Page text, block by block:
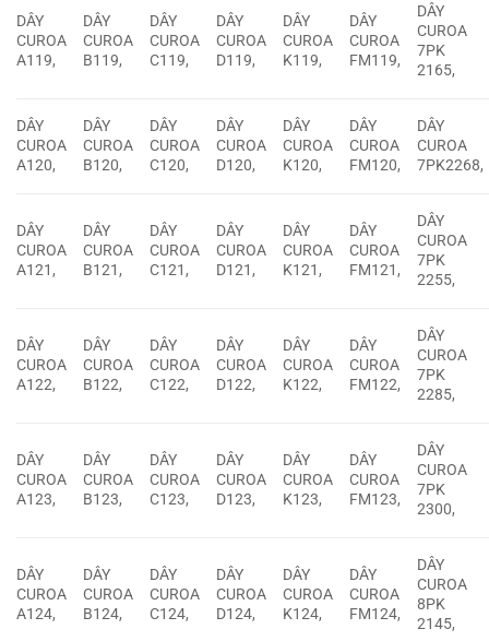
DÂY
CUROA
A119,
DÂY
CUROA
B119,
DÂY
CUROA
C119,
DÂY
CUROA
D119,
DÂY
CUROA
K119,
DÂY
CUROA
FM119,
DÂY
CUROA
7PK
2165,
DÂY
CUROA
A120,
DÂY
CUROA
B120,
DÂY
CUROA
C120,
DÂY
CUROA
D120,
DÂY
CUROA
K120,
DÂY
CUROA
FM120,
DÂY
CUROA
7PK2268,
DÂY
CUROA
A121,
DÂY
CUROA
B121,
DÂY
CUROA
C121,
DÂY
CUROA
D121,
DÂY
CUROA
K121,
DÂY
CUROA
FM121,
DÂY
CUROA
7PK
2255,
DÂY
CUROA
A122,
DÂY
CUROA
B122,
DÂY
CUROA
C122,
DÂY
CUROA
D122,
DÂY
CUROA
K122,
DÂY
CUROA
FM122,
DÂY
CUROA
7PK
2285,
DÂY
CUROA
A123,
DÂY
CUROA
B123,
DÂY
CUROA
C123,
DÂY
CUROA
D123,
DÂY
CUROA
K123,
DÂY
CUROA
FM123,
DÂY
CUROA
7PK
2300,
DÂY
CUROA
A124,
DÂY
CUROA
B124,
DÂY
CUROA
C124,
DÂY
CUROA
D124,
DÂY
CUROA
K124,
DÂY
CUROA
FM124,
DÂY
CUROA
8PK
2145,